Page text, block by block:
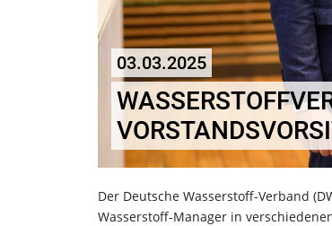
03.03.2025
Der Deutsche Wasserstoff-Verband
Wasserstoff-Manager in